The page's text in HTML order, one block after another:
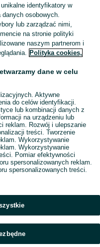
Sprzedaż sprzętu sportowego i hobby Knurów ▶️ Szeroki wybór produktów ✅ Nowe i używane w atrakcyjnych cenach ✌ Sprawdź ogłoszenia na OLX.pl! Zobacz
identyfikatory w
osobowych.
lub zarządzać nimi,
na stronie polityki
naszym partnerom i
Polityka cookies,
dane w celu
Aktywne
do celów identyfikacji.
lub kombinacji danych z
na urządzeniu lub
reklam. Rozwój i ulepszanie
treści. Tworzenie
Wykorzystywanie
Wykorzystywanie
Pomiar efektywności
spersonalizowanych reklam.
spersonalizowanych treści.